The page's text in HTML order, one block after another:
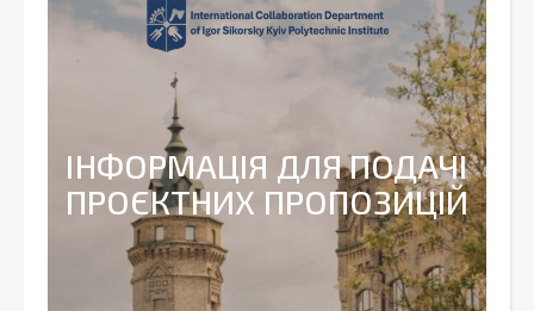
ІНФОРМАЦІЯ ДЛЯ ПОДАЧІ
ПРОЄКТНИХ ПРОПОЗИЦІЙ